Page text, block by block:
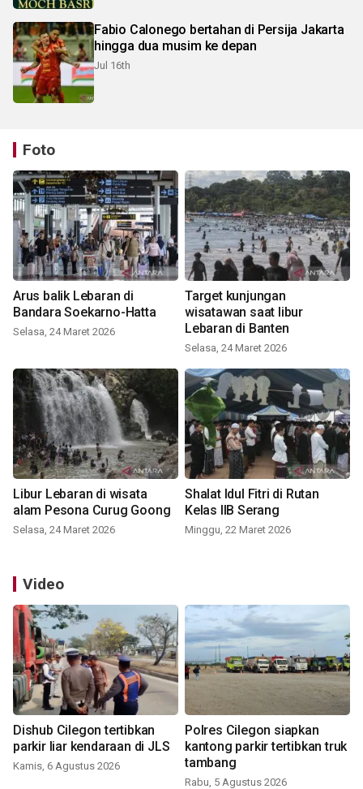
Fabio Calonego bertahan di Persija Jakarta
hingga dua musim ke depan
Jul 16th
Foto
Arus balik Lebaran di
Bandara Soekarno-Hatta
Selasa, 24 Maret 2026
Target kunjungan
wisatawan saat libur
Lebaran di Banten
Selasa, 24 Maret 2026
Libur Lebaran di wisata
alam Pesona Curug Goong
Selasa, 24 Maret 2026
Shalat Idul Fitri di Rutan
Kelas IIB Serang
Minggu, 22 Maret 2026
Video
Dishub Cilegon tertibkan
parkir liar kendaraan di JLS
Kamis, 6 Agustus 2026
Polres Cilegon siapkan
kantong parkir tertibkan truk
tambang
Rabu, 5 Agustus 2026